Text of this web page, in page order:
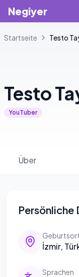
Negiyer
Startseite Testo
Testo
YouTuber
Über
Persönliche
İzmir,
Sprachen